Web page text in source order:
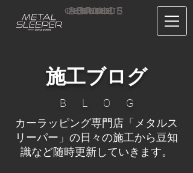
HOME
CONCEPT
SERVICE
ABOUT US
BLOG
PRICE
CONTACT
RECRUIT
施工ブログ
B L O G
カーラッピング専門店「メタルス
リーパー」の日々の施工から豆知
識など随時更新していきます。